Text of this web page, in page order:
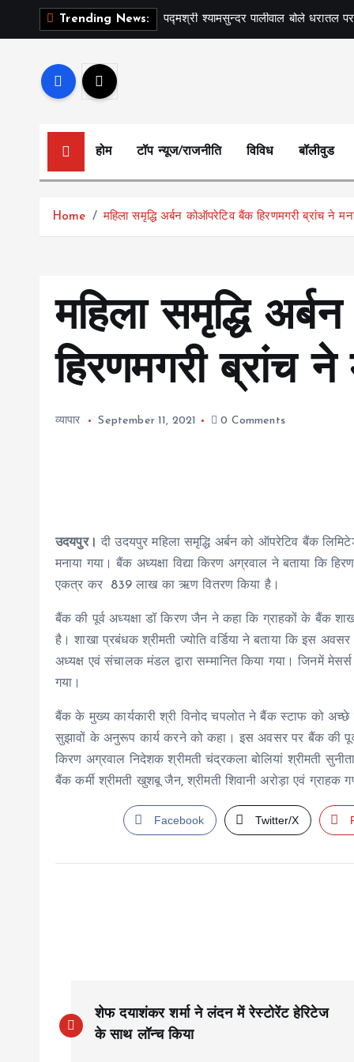
Trending News: पद्मश्री श्यामसुन्दर पालीवाल बोले धरातल
होम टॉप न्यूज/राजनीति विविध बॉलीवुड
Home महिला समृद्धि अर्बन कोऑपरेटिव बैंक हिरणमगरी ब्रांच ने
महिला समृद्धि
हिरणमगरी ब्रांच ने
व्यापार September 11, 2021 0 Comments
उदयपुर।
दी उदयपुर महिला समृद्धि अर्बन को ऑपरेटिव बैंक
मनाया गया। बैंक अध्यक्षा विद्या किरण अग्रवाल ने बताया
एकत्र कर 839 लाख का ऋण वितरण किया है।
बैंक की पूर्व अध्यक्षा डॉ किरण जैन ने कहा कि ग्राहकों के बैंक
है। शाखा प्रबंधक श्रीमती ज्योति वर्डिया ने बताया कि इस
अध्यक्ष एवं संचालक मंडल द्वारा सम्मानित किया गया। जिनमें
गया।
बैंक के मुख्य कार्यकारी श्री विनोद चपलोत ने बैंक स्टाफ को अच्छे
सुझावों के अनुरूप कार्य करने को कहा। इस अवसर पर बैंक की पूर्व
किरण अग्रवाल निदेशक श्रीमती चंद्रकला बोलियां श्रीमती सुनीता
बैंक कर्मी श्रीमती खुशबू जैन, श्रीमती शिवानी अरोड़ा एवं ग्राहक
Facebook Twitter/X
o
शेफ दयाशंकर शर्मा ने लंदन में रेस्टोरेंट हेरिटेज
के साथ लॉन्च किया